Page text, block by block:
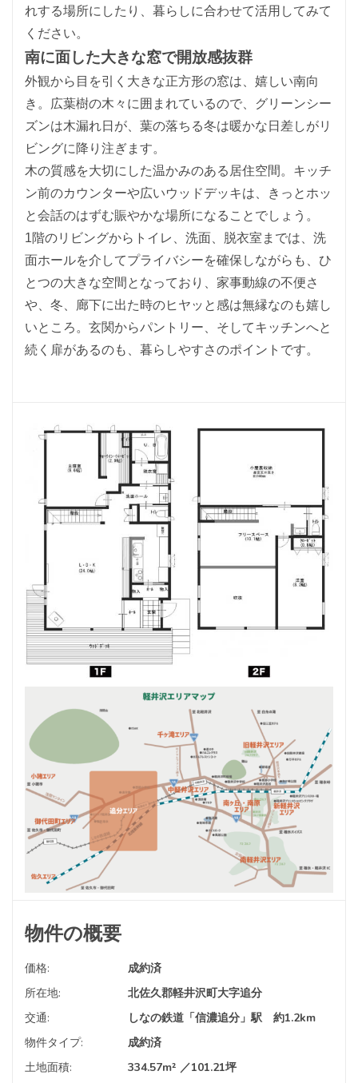
れする場所にしたり、暮らしに合わせて活用してみて
ください。
南に面した大きな窓で開放感抜群
外観から目を引く大きな正方形の窓は、嬉しい南向
き。広葉樹の木々に囲まれているので、グリーンシー
ズンは木漏れ日が、葉の落ちる冬は暖かな日差しがリ
ビングに降り注ぎます。
木の質感を大切にした温かみのある居住空間。キッチ
ン前のカウンターや広いウッドデッキは、きっとホッ
と会話のはずむ賑やかな場所になることでしょう。
1階のリビングからトイレ、洗面、脱衣室までは、洗
面ホールを介してプライバシーを確保しながらも、ひ
とつの大きな空間となっており、家事動線の不便さ
や、冬、廊下に出た時のヒヤッと感は無縁なのも嬉し
いところ。玄関からパントリー、そしてキッチンへと
続く扉があるのも、暮らしやすさのポイントです。
物件の概要
価格:
成約済
所在地:
北佐久郡軽井沢町大字追分
交通:
しなの鉄道「信濃追分」駅 約1.2km
物件タイプ:
成約済
土地面積:
334.57m² ／101.21坪